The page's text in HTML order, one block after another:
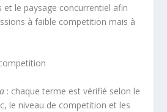
et le paysage concurrentiel afin
à faible competition mais à
: chaque terme est vérifié selon le
le niveau de competition et les